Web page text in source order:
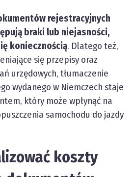
rejestracyjnych
braki lub niejasności,
koniecznością. Dlatego też,
się przepisy oraz
urzędowych, tłumaczenie
wydanego w Niemczech staje
który może wpłynąć na
samochodu do jazdy
koszty